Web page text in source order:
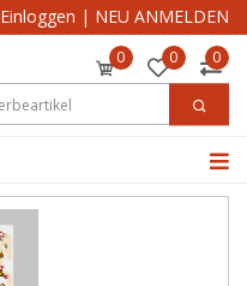
Einloggen | NEU ANMELDEN
0 0 0